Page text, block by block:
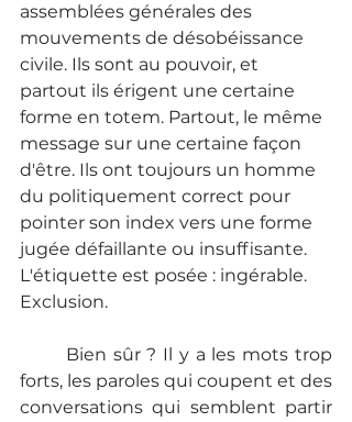
assemblées générales des
mouvements de désobéissance
civile. Ils sont au pouvoir, et
partout ils érigent une certaine
forme en totem. Partout, le même
message sur une certaine façon
d'être. Ils ont toujours un homme
du politiquement correct pour
pointer son index vers une forme
jugée défaillante ou insuffisante.
L'étiquette est posée : ingérable.
Exclusion.
forts, les paroles qui coupent et des
conversations qui semblent partir